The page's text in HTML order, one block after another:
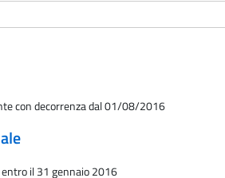
con decorrenza dal 01/08/2016
il 31 gennaio 2016